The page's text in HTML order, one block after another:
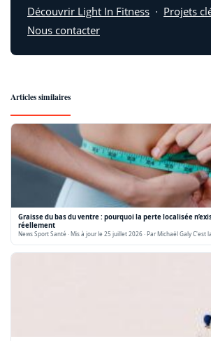
Découvrir Light In Fitness · Projets
Nous contacter
Articles similaires
Graisse du bas du ventre : pourquoi la perte localisée
réellement
News Sport Santé · Mis à jour le 25 juillet 2026 · Par Michaël Galy C'est